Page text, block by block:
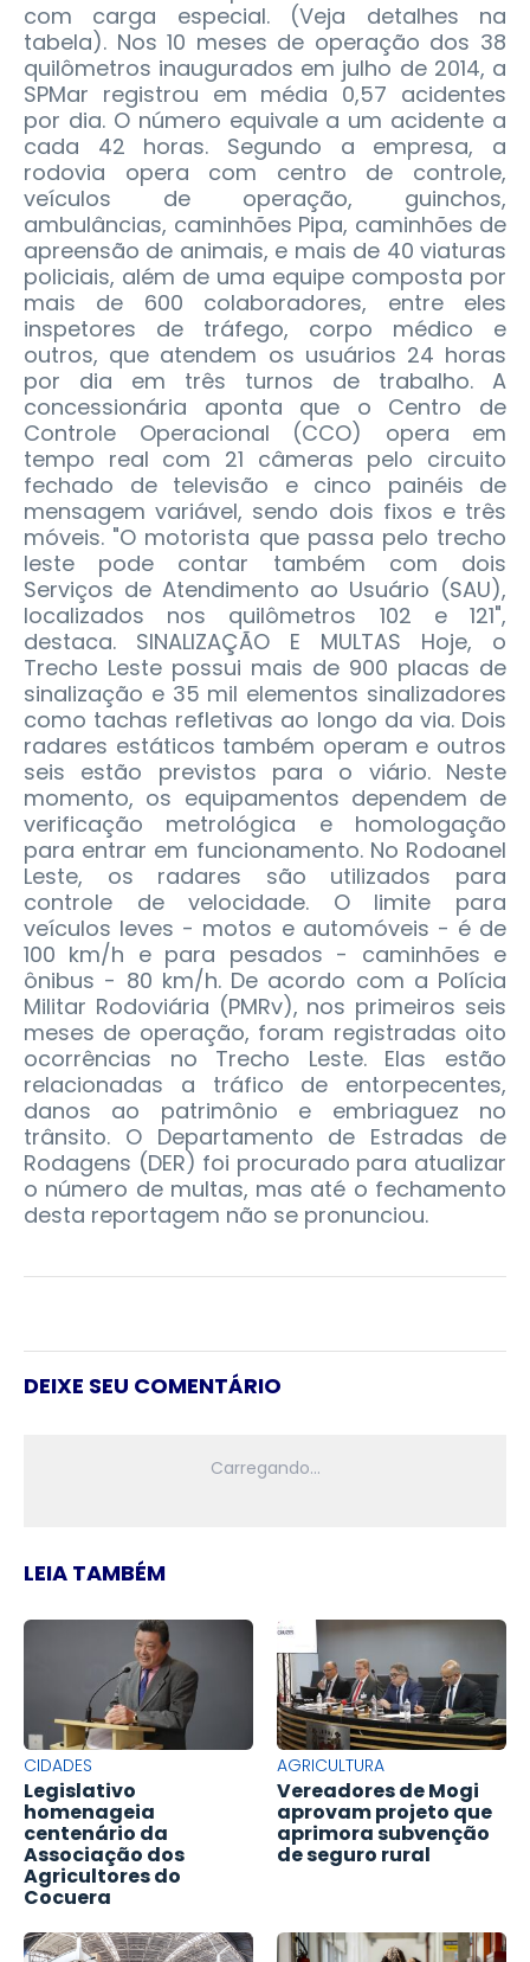
com carga especial. (Veja detalhes na
tabela). Nos 10 meses de operação dos 38
quilômetros inaugurados em julho de 2014, a
SPMar registrou em média 0,57 acidentes
por dia. O número equivale a um acidente a
cada 42 horas. Segundo a empresa, a
rodovia opera com centro de controle,
veículos de operação, guinchos,
ambulâncias, caminhões Pipa, caminhões de
apreensão de animais, e mais de 40 viaturas
policiais, além de uma equipe composta por
mais de 600 colaboradores, entre eles
inspetores de tráfego, corpo médico e
outros, que atendem os usuários 24 horas
por dia em três turnos de trabalho. A
concessionária aponta que o Centro de
Controle Operacional (CCO) opera em
tempo real com 21 câmeras pelo circuito
fechado de televisão e cinco painéis de
mensagem variável, sendo dois fixos e três
móveis. "O motorista que passa pelo trecho
leste pode contar também com dois
Serviços de Atendimento ao Usuário (SAU),
localizados nos quilômetros 102 e 121",
destaca. SINALIZAÇÃO E MULTAS Hoje, o
Trecho Leste possui mais de 900 placas de
sinalização e 35 mil elementos sinalizadores
como tachas refletivas ao longo da via. Dois
radares estáticos também operam e outros
seis estão previstos para o viário. Neste
momento, os equipamentos dependem de
verificação metrológica e homologação
para entrar em funcionamento. No Rodoanel
Leste, os radares são utilizados para
controle de velocidade. O limite para
veículos leves - motos e automóveis - é de
100 km/h e para pesados - caminhões e
ônibus - 80 km/h. De acordo com a Polícia
Militar Rodoviária (PMRv), nos primeiros seis
meses de operação, foram registradas oito
ocorrências no Trecho Leste. Elas estão
relacionadas a tráfico de entorpecentes,
danos ao patrimônio e embriaguez no
trânsito. O Departamento de Estradas de
Rodagens (DER) foi procurado para atualizar
o número de multas, mas até o fechamento
desta reportagem não se pronunciou.
DEIXE SEU COMENTÁRIO
LEIA TAMBÉM
CIDADES
Legislativo
homenageia
centenário da
Associação dos
Agricultores do
Cocuera
AGRICULTURA
Vereadores de Mogi
aprovam projeto que
aprimora subvenção
de seguro rural